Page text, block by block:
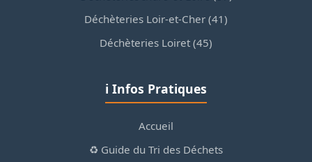
Déchèteries Loir-et-Cher (41)
Déchèteries Loiret (45)
ℹ️ Infos Pratiques
Accueil
♻️ Guide du Tri des Déchets